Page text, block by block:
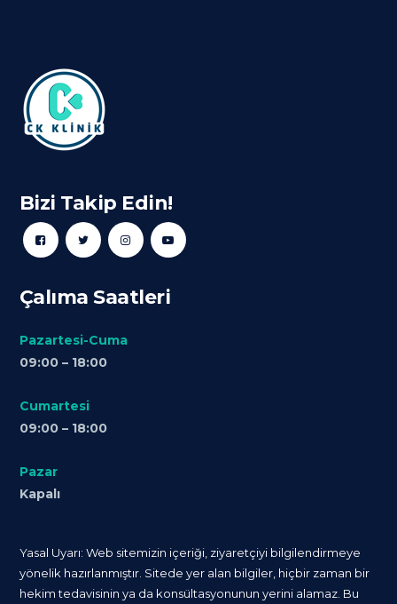
Bizi Takip Edin!
Çalıma Saatleri
Pazartesi-Cuma
09:00 – 18:00
Cumartesi
09:00 – 18:00
Pazar
Kapalı
Yasal Uyarı: Web sitemizin içeriği, ziyaretçiyi bilgilendirmeye
yönelik hazırlanmıştır. Sitede yer alan bilgiler, hiçbir zaman bir
hekim tedavisinin ya da konsültasyonunun yerini alamaz. Bu